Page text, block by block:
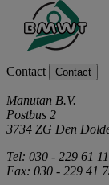
Contact Contact
Manutan B.V.
Postbus 2
3734 ZG Den
Tel: 030 - 229 61 11
Fax: 030 - 229 41